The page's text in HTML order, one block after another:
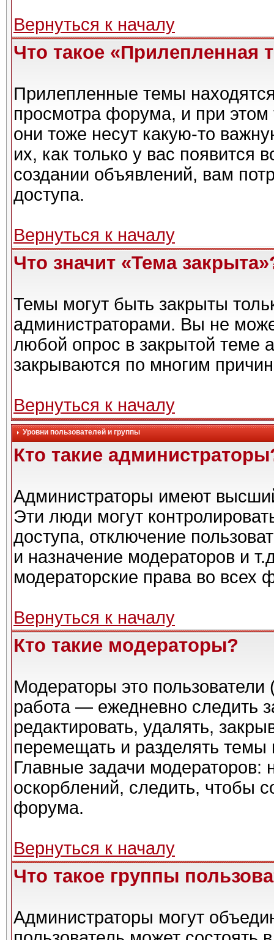
Вернуться к началу
Что такое «Прилепленная
Прилепленные темы
просмотра форума, и при
они тоже несут какую-то
их, как только у вас появится
создании объявлений, вам
доступа.
Вернуться к началу
Что значит «Тема
Темы могут быть закрыты
администраторами. Вы не
любой опрос в закрытой теме
закрываются по многим
Вернуться к началу
Уровни пользователей и группы
Кто такие
Администраторы имеют
Эти люди могут
доступа, отключение
и назначение модераторов и
модераторские права во всех
Вернуться к началу
Кто такие модераторы?
Модераторы это пользователи
работа — ежедневно следить
редактировать, удалять,
перемещать и разделять темы
Главные задачи модераторов:
оскорблений, следить, чтобы
форума.
Вернуться к началу
Что такое группы
Администраторы могут